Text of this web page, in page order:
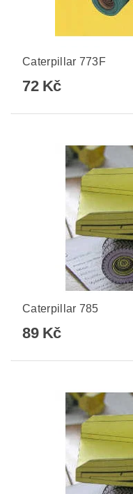
Caterpillar 773F
72 Kč
Caterpillar 785
89 Kč